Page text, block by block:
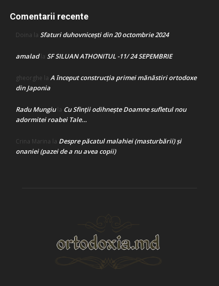
Comentarii recente
Doina la Sfaturi duhovnicești din 20 octombrie 2024
amaladla SF SILUAN ATHONITUL -11/ 24 SEPEMBRIE
gheorghe la A început construcţia primei mănăstiri ortodoxe
din Japonia
Radu Mungiula Cu Sfinții odihnește Doamne sufletul nou
adormitei roabei Tale…
Crina Marina la Despre păcatul malahiei (masturbării) şi
onaniei (pazei de a nu avea copii)